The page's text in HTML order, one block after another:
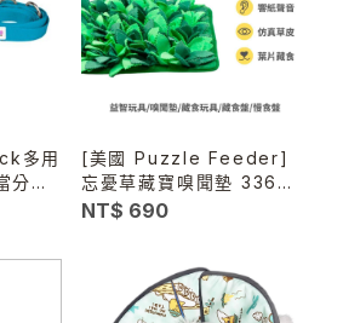
多用
分牽
[美國 Puzzle Feeder]
忘憂草藏寶嗅聞墊 336片
葉子 Puzzle Grass -犬
NT$ 690